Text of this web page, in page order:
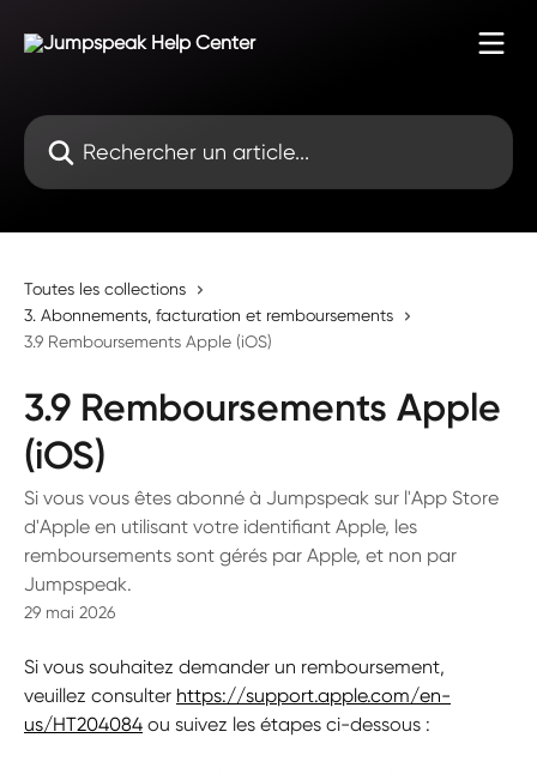
Rechercher un article...
Toutes les collections
3. Abonnements, facturation et remboursements
3.9 Remboursements Apple (iOS)
3.9 Remboursements Apple
(iOS)
Si vous vous êtes abonné à Jumpspeak sur l'App Store
d'Apple en utilisant votre identifiant Apple, les
remboursements sont gérés par Apple, et non par
Jumpspeak.
29 mai 2026
Si vous souhaitez demander un remboursement,
veuillez consulter https://support.apple.com/en-
us/HT204084 ou suivez les étapes ci-dessous :